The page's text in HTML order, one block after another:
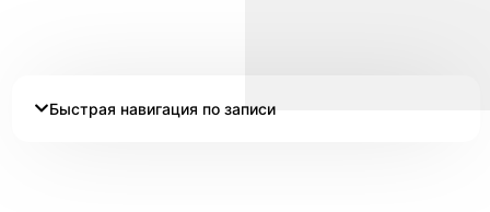
Быстрая навигация по записи